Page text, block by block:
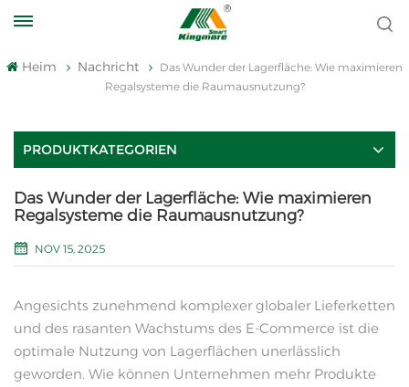
Heim Nachricht
Das Wunder der Lagerfläche: Wie maximieren
Regalsysteme die Raumausnutzung?
PRODUKTKATEGORIEN
Das Wunder der Lagerfläche: Wie maximieren
Regalsysteme die Raumausnutzung?
NOV 15, 2025
Angesichts zunehmend komplexer globaler Lieferketten
und des rasanten Wachstums des E-Commerce ist die
optimale Nutzung von Lagerflächen unerlässlich
geworden. Wie können Unternehmen mehr Produkte